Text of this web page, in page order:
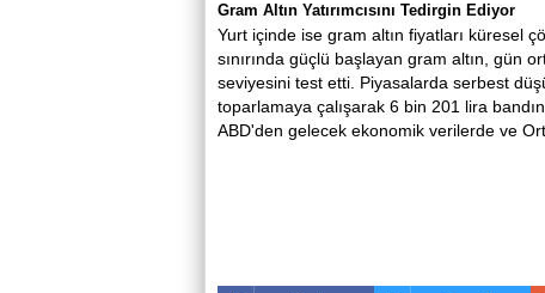
Gram Altın Yatırımcısını Tedirgin Ediyor
Yurt içinde ise gram altın fiyatları küresel
sınırında güçlü başlayan gram altın, gün
seviyesini test etti. Piyasalarda serbest
toparlamaya çalışarak 6 bin 201 lira
ABD'den gelecek ekonomik verilerde ve